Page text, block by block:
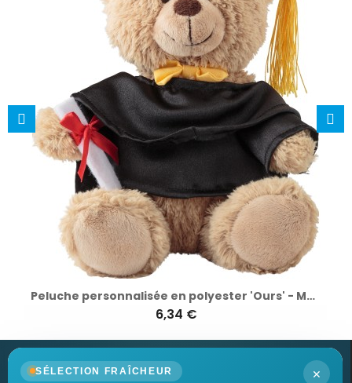
Peluche personnalisée en polyester 'Ours' - Magnus
6,34 €
×
SÉLECTION FRAÎCHEUR